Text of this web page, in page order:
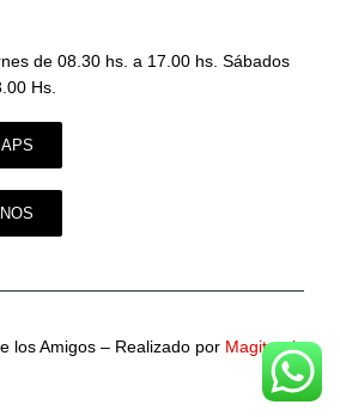
de 08.30 hs. a 17.00 hs. Sábados
Hs.
los Amigos – Realizado por Magitronic